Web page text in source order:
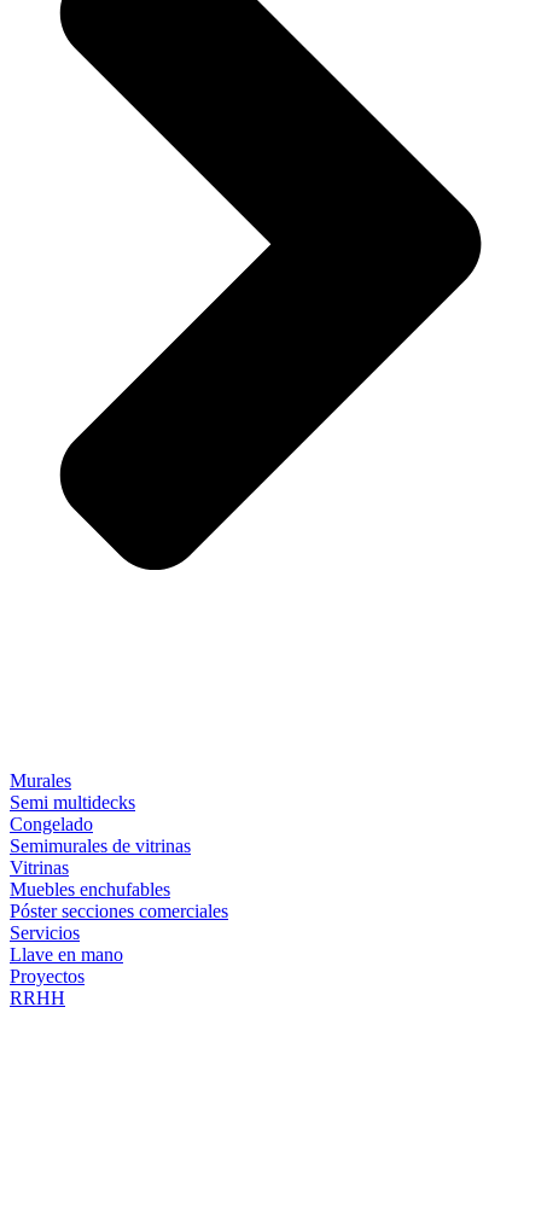
Murales
Semi multidecks
Congelado
Semimurales de vitrinas
Vitrinas
Muebles enchufables
Póster secciones comerciales
Servicios
Llave en mano
Proyectos
RRHH